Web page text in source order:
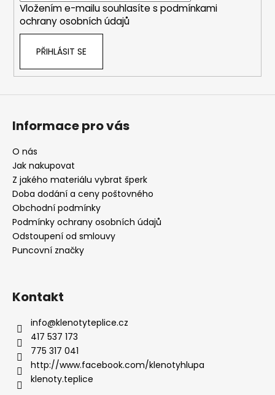
Vložením e-mailu souhlasíte s podmínkami
ochrany osobních údajů
PŘIHLÁSIT SE
Informace pro vás
O nás
Jak nakupovat
Z jakého materiálu vybrat šperk
Doba dodání a ceny poštovného
Obchodní podmínky
Podmínky ochrany osobních údajů
Odstoupení od smlouvy
Puncovní značky
Kontakt
info@klenotyteplice.cz
417 537 173
775 317 041
http://www.facebook.com/klenotyhlupa
klenoty.teplice